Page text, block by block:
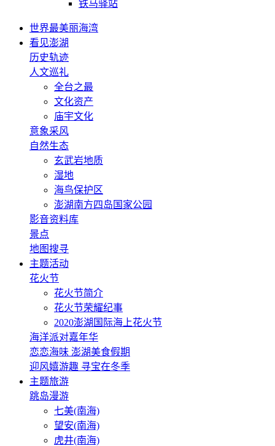
铁马驿站
世界最美丽海湾
看见澎湖
历史轨迹
人文巡礼
全台之最
文化资产
庙宇文化
意象采风
自然生态
玄武岩地质
湿地
海鸟保护区
澎湖南方四岛国家公园
影音资料库
景点
地图搜寻
主题活动
花火节
花火节简介
花火节荣耀纪事
2020澎湖国际海上花火节
海洋派对嘉年华
恋恋海味 澎湖美食假期
迎风嬉游趣 寻宝在冬季
主题旅游
跳岛漫游
七美(南海)
望安(南海)
虎井(南海)